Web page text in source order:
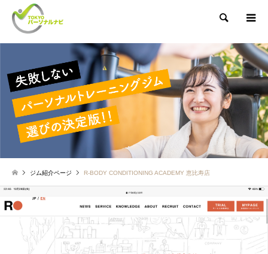
検索
ジム紹介ページ R-BODY CONDITIONING ACADEMY 恵比寿店